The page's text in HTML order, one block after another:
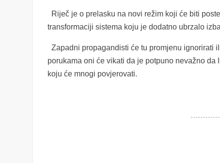
Riječ je o prelasku na novi režim koji će biti
transformaciji sistema koju je dodatno ubrzalo
Zapadni propagandisti će tu promjenu ignorirati
porukama oni će vikati da je potpuno nevažno
koju će mnogi povjerovati.